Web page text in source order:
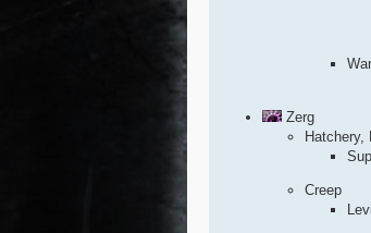
Zerg
Hatchery,
Creep